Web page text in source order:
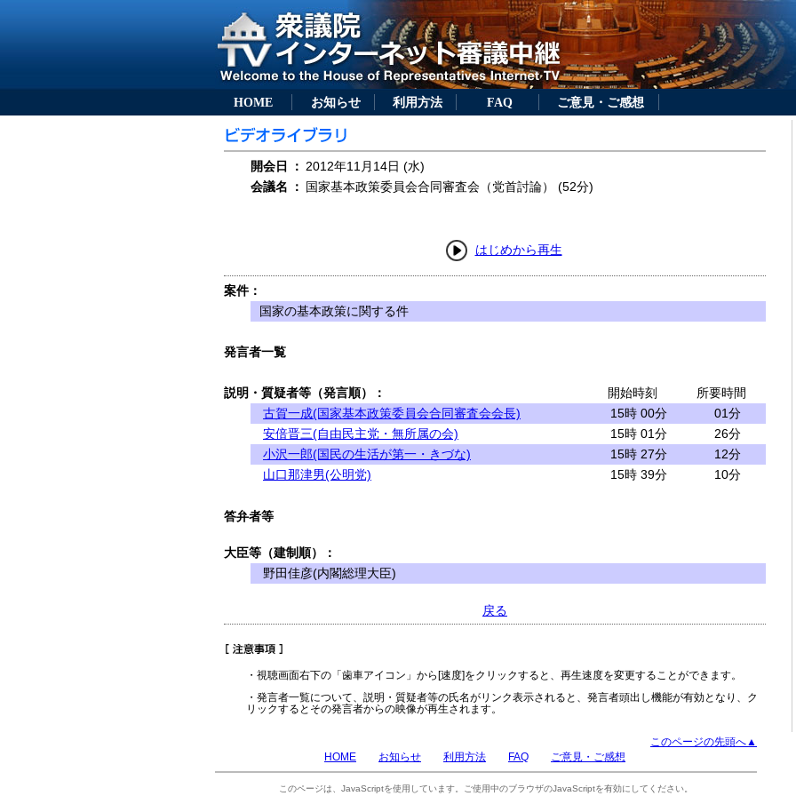
HOME お知らせ 利用方法 FAQ ご意見・ご感想
開会日 ： 2012年11月14日 (水)
会議名
： 国家基本政策委員会合同審査会（党首討論） (52分)
はじめから再生
案件：
国家の基本政策に関する件
発言者一覧
説明・質疑者等（発言順）： 開始時刻
所要時間
古賀一成(国家基本政策委員会合同審査会会長)
15時 00分
01分
安倍晋三(自由民主党・無所属の会)
15時 01分
26分
小沢一郎(国民の生活が第一・きづな)
15時 27分
12分
山口那津男(公明党)
15時 39分 10分
答弁者等
大臣等（建制順）：
野田佳彦(内閣総理大臣)
戻る
・視聴画面右下の「歯車アイコン」から[速度]をクリックすると、再生速度を変更することができます。
・発言者一覧について、説明・質疑者等の氏名がリンク表示されると、発言者頭出し機能が有効となり、ク
リックするとその発言者からの映像が再生されます。
このページの先頭へ▲
HOME
お知らせ 利用方法 FAQ ご意見・ご感想
このページは、JavaScriptを使用しています。ご使用中のブラウザのJavaScriptを有効にしてください。